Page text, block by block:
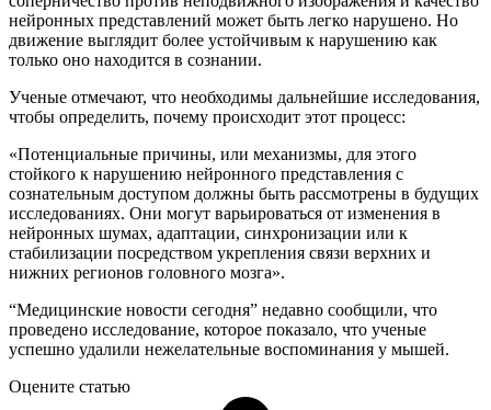
нейронных представлений может быть легко нарушено. Но
движение выглядит более устойчивым к нарушению как
только оно находится в сознании.
Ученые отмечают, что необходимы дальнейшие исследования,
чтобы определить, почему происходит этот процесс:
«Потенциальные причины, или механизмы, для этого
стойкого к нарушению нейронного представления с
сознательным доступом должны быть рассмотрены в будущих
исследованиях. Они могут варьироваться от изменения в
нейронных шумах, адаптации, синхронизации или к
стабилизации посредством укрепления связи верхних и
нижних регионов головного мозга».
“Медицинские новости сегодня” недавно сообщили, что
проведено исследование, которое показало, что ученые
успешно удалили нежелательные воспоминания у мышей.
Оцените статью